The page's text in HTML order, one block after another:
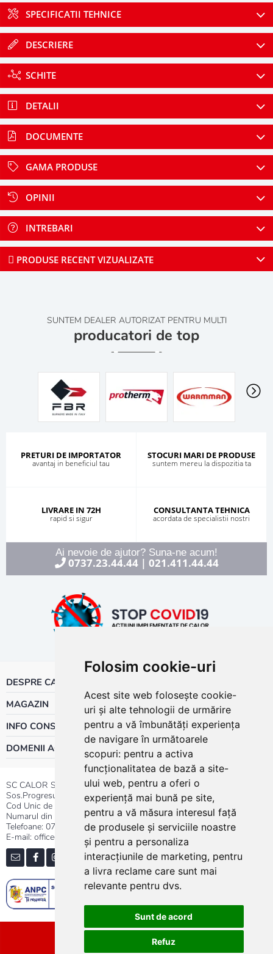
Folosim cookie-uri
Acest site web folosește cookie-
uri și alte tehnologii de urmărire
pentru a vă îmbunătăți experiența
de navigare în următoarele
scopuri: pentru a activa
funcționalitatea de bază a site-
ului web, pentru a oferi o
experiență mai bună pe site,
pentru a vă măsura interesul față
de produsele și serviciile noastre
și pentru a personaliza
interacțiunile de marketing, pentru
a livra reclame care sunt mai
relevante pentru dvs.
Sunt de acord
Refuz
SPECIFICATII TEHNICE
DESCRIERE
SCHITE
DETALII
DOCUMENTE
GAMA PRODUSE
OPINII
INTREBARI
PRODUSE RECENT VIZUALIZATE
SUNTEM DEALER AUTORIZAT PENTRU MULTI
producatori de top
PRETURI DE IMPORTATOR
avantaj in beneficiul tau
STOCURI MARI DE PRODUSE
suntem mereu la dispozitia ta
LIVRARE IN 72H
rapid si sigur
CONSULTANTA TEHNICA
acordata de specialistii nostri
Ai nevoie de ajutor? Suna-ne acum!
0737.23.44.44| 021.411.44.44
DESPRE CALOR
MAGAZIN
INFO CONSUMATOR
DOMENII ACTIVITATE
SC CALOR SRL
Sos.Progresului nr.30-40, Sector 5, Bucuresti
Cod Unic de Inregistrare: RO 3004724
Numarul din Registrul Comertului:J40/13176/1991
Telefoane: 0737.23.44.44|021.411.44.44
E-mail: office@calor.ro